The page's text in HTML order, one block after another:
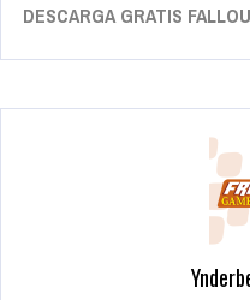
DESCARGA GRATIS